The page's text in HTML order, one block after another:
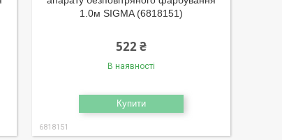
1.0м SIGMA (6818151)
522 ₴
В наявності
Купити
6818151